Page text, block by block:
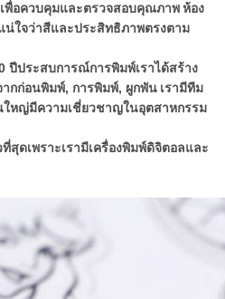
เพื่อควบคุมและตรวจสอบคุณภาพห้อง
ใจว่าสีและประสิทธิภาพตรงตาม
ปีประสบการณ์การพิมพ์เราได้สร้าง
กก่อนพิมพ์, การพิมพ์, ผูกพัน เรามีทีม
ใหญ่มีความเชี่ยวชาญในอุตสาหกรรม
ที่สุดเพราะเรามีเครื่องพิมพ์ดิจิตอลและ